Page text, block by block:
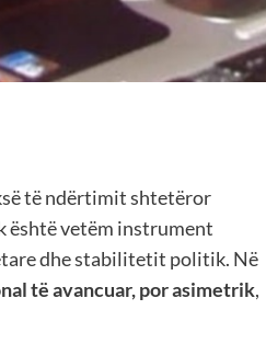
të ndërtimit shtetëror
është vetëm instrument
dhe stabilitetit politik. Në
të avancuar, por asimetrik,